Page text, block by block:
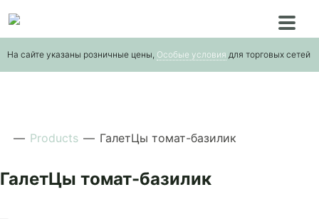
to
the
content
На сайте указаны розничные цены, Особые условия для торговых сетей
— Products — ГалетЦы томат-базилик
ГалетЦы томат-базилик